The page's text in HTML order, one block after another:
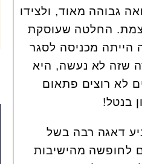
גבוהה מאוד, ולצידו
החלטה שעוסקת
הייתה מכניסה לסגר
שזה לא נעשה, היא
לא רוצים פתאום
דאגה רבה בשל
היום לחופשה מהישיבות